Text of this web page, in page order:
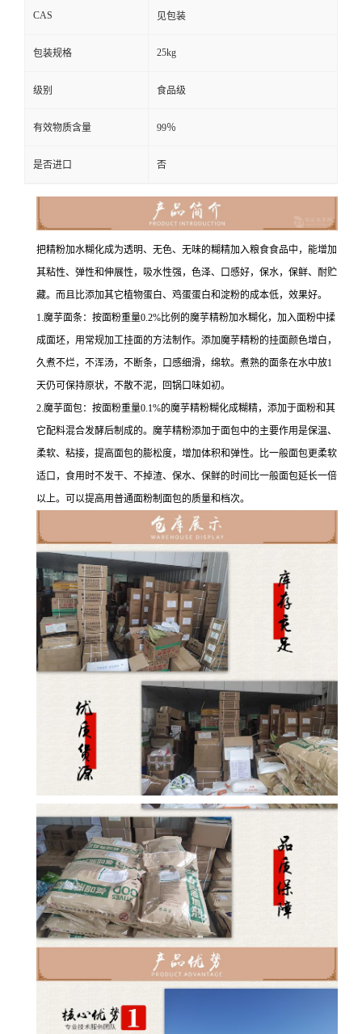
CAS 见包装
包装规格 25kg
级别 食品级
有效物质含量 99％
是否进口 否
把精粉加水糊化成为透明、无色、无味的糊精加入粮食食品中，能增加
其粘性、弹性和伸展性，吸水性强，色泽、口感好，保水，保鲜、耐贮
藏。而且比添加其它植物蛋白、鸡蛋蛋白和淀粉的成本低，效果好。
1.魔芋面条：按面粉重量0.2%比例的魔芋精粉加水糊化，加入面粉中揉
成面坯，用常规加工挂面的方法制作。添加魔芋精粉的挂面颜色增白，
久煮不烂，不浑汤，不断条，口感细滑，绵软。煮熟的面条在水中放1
天仍可保持原状，不散不泥，回锅口味如初。
2.魔芋面包：按面粉重量0.1%的魔芋精粉糊化成糊精，添加于面粉和其
它配料混合发酵后制成的。魔芋精粉添加于面包中的主要作用是保温、
柔软、粘接，提高面包的膨松度，增加体积和弹性。比一般面包更柔软
适口，食用时不发干、不掉渣、保水、保鲜的时间比一般面包延长一倍
以上。可以提高用普通面粉制面包的质量和档次。